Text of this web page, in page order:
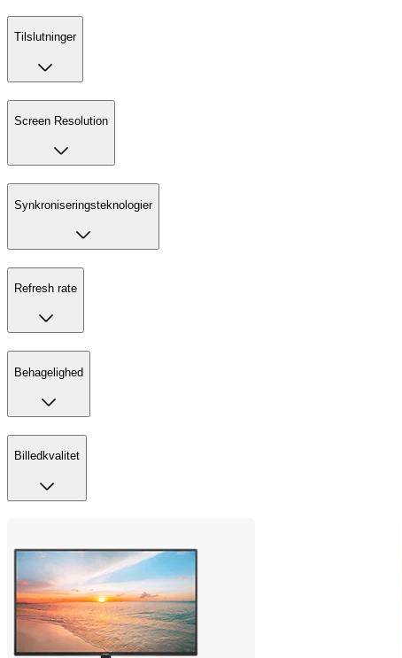
Tilslutninger
Screen Resolution
Synkroniseringsteknologier
Refresh rate
Behagelighed
Billedkvalitet